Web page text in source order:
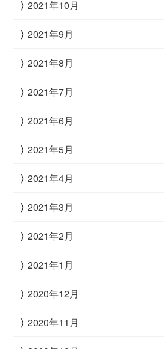
2021年10月
2021年9月
2021年8月
2021年7月
2021年6月
2021年5月
2021年4月
2021年3月
2021年2月
2021年1月
2020年12月
2020年11月